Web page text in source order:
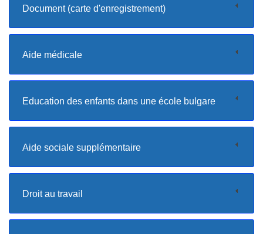
Document (carte d'enregistrement)
Aide médicale
Education des enfants dans une école bulgare
Aide sociale supplémentaire
Droit au travail